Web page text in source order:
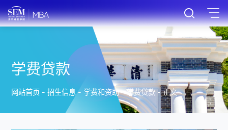
学费贷款
网站首页 -招生信息-学费和资助-学费贷款-正文